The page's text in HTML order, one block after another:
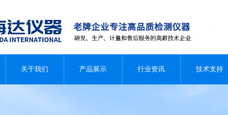
关于我们 产品展示 行业资讯 技术支持